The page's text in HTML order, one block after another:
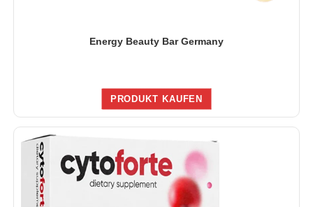
Energy Beauty Bar Germany
PRODUKT KAUFEN